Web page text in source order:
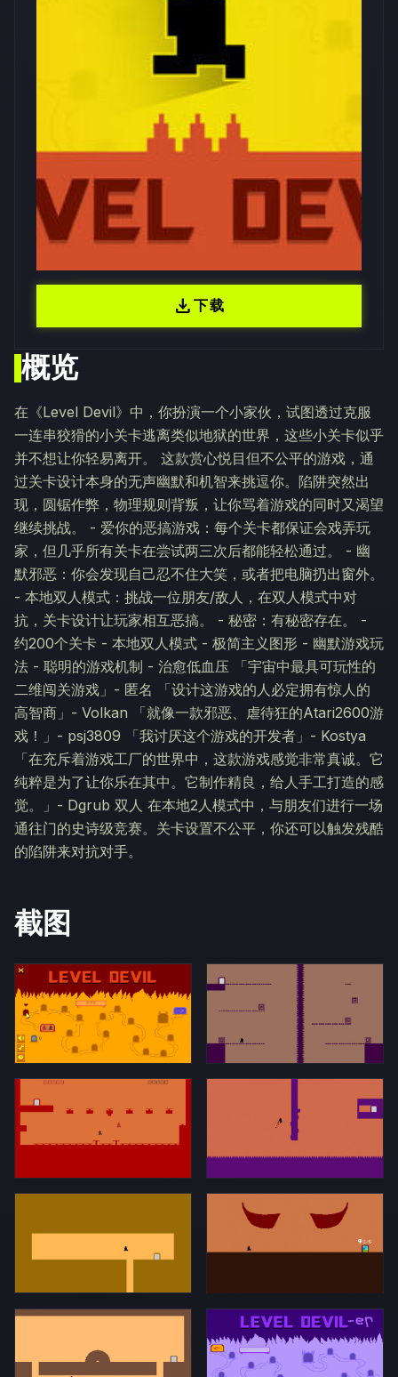
概览
在《Level Devil》中，你扮演一个小家伙，试图透过克服
一连串狡猾的小关卡逃离类似地狱的世界，这些小关卡似乎
并不想让你轻易离开。 这款赏心悦目但不公平的游戏，通
过关卡设计本身的无声幽默和机智来挑逗你。陷阱突然出
现，圆锯作弊，物理规则背叛，让你骂着游戏的同时又渴望
继续挑战。 - 爱你的恶搞游戏：每个关卡都保证会戏弄玩
家，但几乎所有关卡在尝试两三次后都能轻松通过。 - 幽
默邪恶：你会发现自己忍不住大笑，或者把电脑扔出窗外。
- 本地双人模式：挑战一位朋友/敌人，在双人模式中对
抗，关卡设计让玩家相互恶搞。 - 秘密：有秘密存在。 -
约200个关卡 - 本地双人模式 - 极简主义图形 - 幽默游戏玩
法 - 聪明的游戏机制 - 治愈低血压 「宇宙中最具可玩性的
二维闯关游戏」- 匿名 「设计这游戏的人必定拥有惊人的
高智商」- Volkan 「就像一款邪恶、虐待狂的Atari2600游
戏！」- psj3809 「我讨厌这个游戏的开发者」- Kostya
「在充斥着游戏工厂的世界中，这款游戏感觉非常真诚。它
纯粹是为了让你乐在其中。它制作精良，给人手工打造的感
觉。」- Dgrub 双人 在本地2人模式中，与朋友们进行一场
通往门的史诗级竞赛。关卡设置不公平，你还可以触发残酷
的陷阱来对抗对手。
截图
download下载